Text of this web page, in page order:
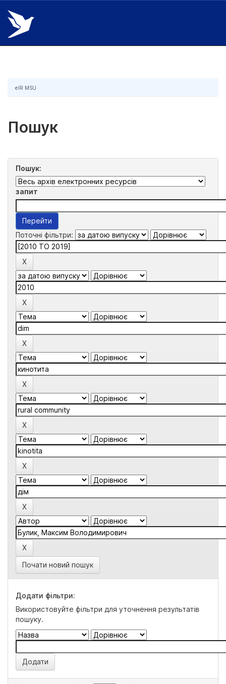
Skip
navigation
eIR MSU
Пошук
Пошук:
запит
Поточні фільтри:
Почати новий пошук
Додати фільтри:
Використовуйте фільтри для уточнення результатів
пошуку.